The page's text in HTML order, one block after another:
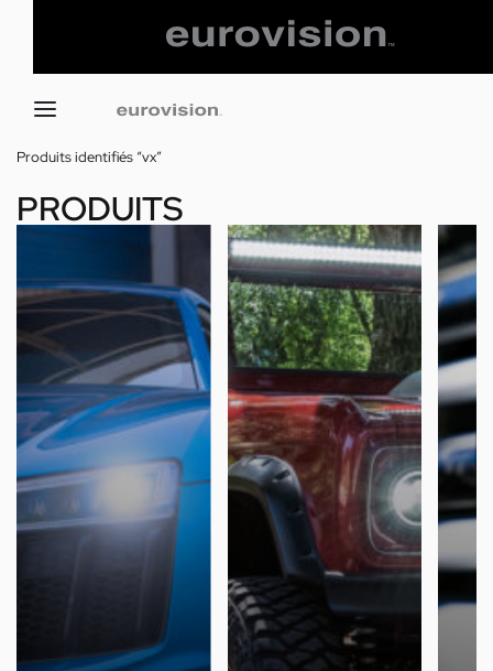
Produits identifiés “vx”
PRODUITS